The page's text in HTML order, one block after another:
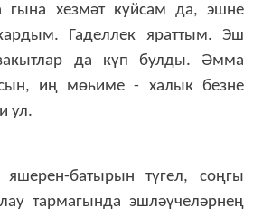
гына хезмәт куйсам да, эшне
Гаделлек яраттым. Эш
да күп булды. Әмма
иң мөһиме - халык безне
ул.
батырын түгел, соңгы
тармагында эшләүчеләрнең